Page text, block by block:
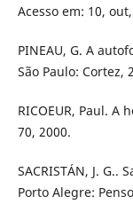
Acesso em: 10,
PINEAU, G. A
São Paulo: Cortez,
RICOEUR, Paul. A
70, 2000.
SACRISTÁN, J.
Porto Alegre: